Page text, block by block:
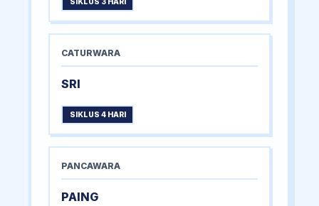
SIKLUS 3 HARI
CATURWARA
SRI
SIKLUS 4 HARI
PANCAWARA
PAING